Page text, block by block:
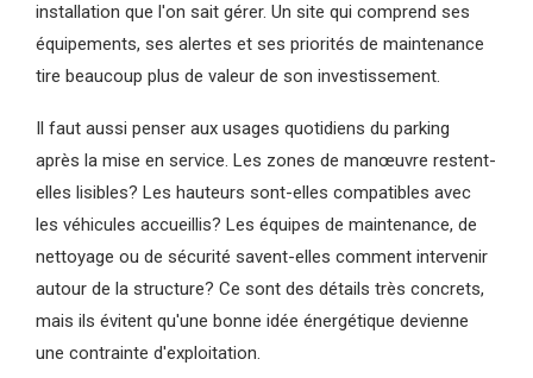
installation que l'on sait gérer. Un site qui comprend ses
équipements, ses alertes et ses priorités de maintenance
tire beaucoup plus de valeur de son investissement.
Il faut aussi penser aux usages quotidiens du parking
après la mise en service. Les zones de manœuvre restent-
elles lisibles? Les hauteurs sont-elles compatibles avec
les véhicules accueillis? Les équipes de maintenance, de
nettoyage ou de sécurité savent-elles comment intervenir
autour de la structure? Ce sont des détails très concrets,
mais ils évitent qu'une bonne idée énergétique devienne
une contrainte d'exploitation.